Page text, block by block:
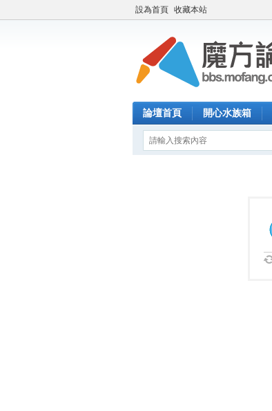
設為首頁 收藏本站
論壇首頁 開心水族箱